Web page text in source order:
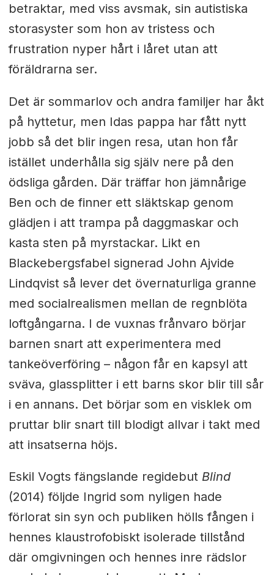
betraktar, med viss avsmak, sin autistiska
storasyster som hon av tristess och
frustration nyper hårt i låret utan att
föräldrarna ser.
Det är sommarlov och andra familjer har åkt
på hyttetur, men Idas pappa har fått nytt
jobb så det blir ingen resa, utan hon får
istället underhålla sig själv nere på den
ödsliga gården. Där träffar hon jämnårige
Ben och de finner ett släktskap genom
glädjen i att trampa på daggmaskar och
kasta sten på myrstackar. Likt en
Blackebergsfabel signerad John Ajvide
Lindqvist så lever det övernaturliga granne
med socialrealismen mellan de regnblöta
loftgångarna. I de vuxnas frånvaro börjar
barnen snart att experimentera med
tankeöverföring – någon får en kapsyl att
sväva, glassplitter i ett barns skor blir till sår
i en annans. Det börjar som en visklek om
pruttar blir snart till blodigt allvar i takt med
att insatserna höjs.
Eskil Vogts fängslande regidebut Blind
(2014) följde Ingrid som nyligen hade
förlorat sin syn och publiken hölls fången i
hennes klaustrofobiskt isolerade tillstånd
där omgivningen och hennes inre rädslor